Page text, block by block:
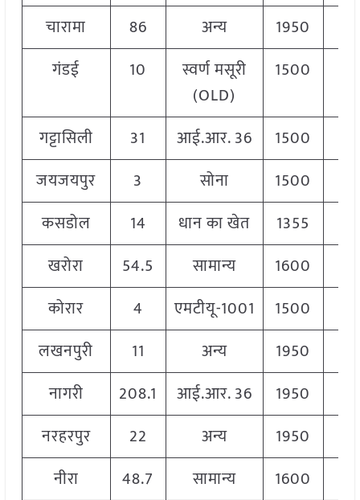
चारामा
86 अन्य 1950
गंडई
10
स्वर्ण मसूरी
(OLD)
1500
गट्टासिली 31 आई.आर. 36 1500
जयजयपुर
3 सोना 1500
कसडोल
14 धान का खेत 1355
खरोरा
54.5 सामान्य 1600
कोरार
4 एमटीयू-1001 1500
लखनपुरी
11 अन्य 1950
नागरी
208.1 आई.आर. 36 1950
नरहरपुर
22 अन्य 1950
नीरा
48.7 सामान्य 1600